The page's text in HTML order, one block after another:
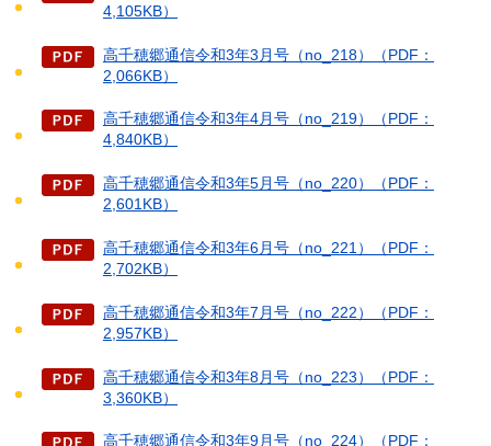
4,105KB）
高千穂郷通信令和3年3月号（no_218）（PDF：
2,066KB）
高千穂郷通信令和3年4月号（no_219）（PDF：
4,840KB）
高千穂郷通信令和3年5月号（no_220）（PDF：
2,601KB）
高千穂郷通信令和3年6月号（no_221）（PDF：
2,702KB）
高千穂郷通信令和3年7月号（no_222）（PDF：
2,957KB）
高千穂郷通信令和3年8月号（no_223）（PDF：
3,360KB）
高千穂郷通信令和3年9月号（no_224）（PDF：